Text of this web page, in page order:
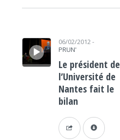
Lecteur audio 06/02/2012-
PRUN'
Le président de
l’Université de
Nantes fait le
bilan